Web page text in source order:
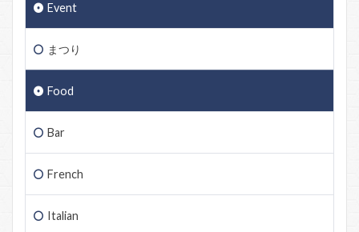
Event
まつり
Food
Bar
French
Italian